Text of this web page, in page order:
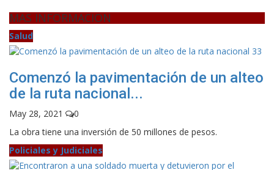
MAS INFORMACION
Salud
Comenzó la pavimentación de un alteo
de la ruta nacional...
May 28, 2021
0
La obra tiene una inversión de 50 millones de pesos.
Policiales y Judiciales